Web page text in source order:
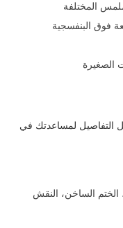
المختلفة
فوق البنفسجية
الصغيرة
التفاصيل لمساعدتك في
الختم الساخن، النقش